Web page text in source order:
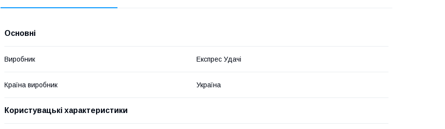
Основні
Виробник Експрес Удачі
Країна виробник Україна
Користувацькі характеристики